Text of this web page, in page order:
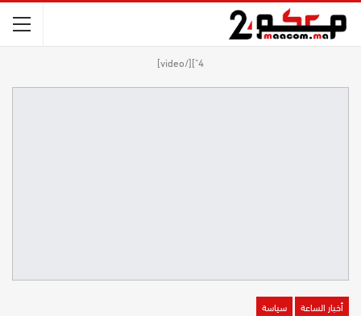
4"][/video]
أخبار الساعة سياسة